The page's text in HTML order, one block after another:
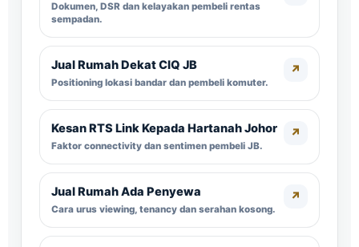
Dokumen, DSR dan kelayakan pembeli rentas
sempadan.
Jual Rumah Dekat CIQ JB
Positioning lokasi bandar dan pembeli komuter.
↗
Kesan RTS Link Kepada Hartanah Johor
Faktor connectivity dan sentimen pembeli JB.
↗
Jual Rumah Ada Penyewa
Cara urus viewing, tenancy dan serahan kosong.
↗